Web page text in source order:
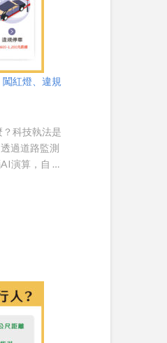
紅燈、違規
科技執法是
過道路監測
演算，自 …